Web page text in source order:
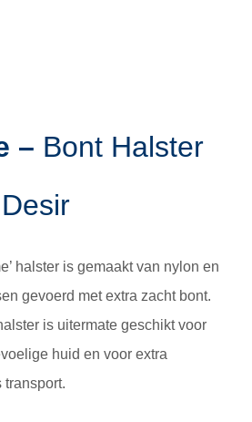
– Bont Halster
halster is gemaakt van nylon en
gevoerd met extra zacht bont.
is uitermate geschikt voor
huid en voor extra
transport.